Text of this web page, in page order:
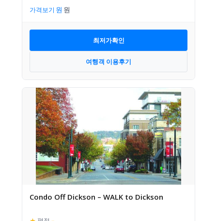
가격보기
최저가확인
여행객 이용후기
Condo Off Dickson – WALK to Dickson